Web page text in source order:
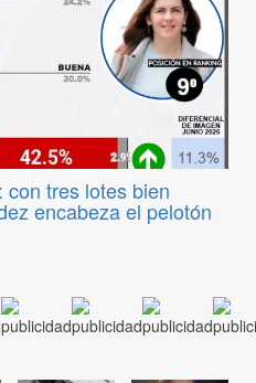
con tres lotes bien
encabeza el pelotón